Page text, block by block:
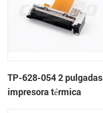
TP-628-054 2 pulgadas
impresora térmica